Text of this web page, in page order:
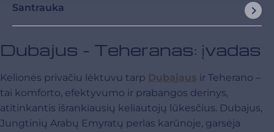
Santrauka
Dubajus - Teheranas: įvadas
Kelionės privačiu lėktuvu tarp Dubajaus ir Teherano –
tai komforto, efektyvumo ir prabangos derinys,
atitinkantis išrankiausių keliautojų lūkesčius. Dubajus,
Jungtinių Arabų Emyratų perlas karūnoje, garsėja